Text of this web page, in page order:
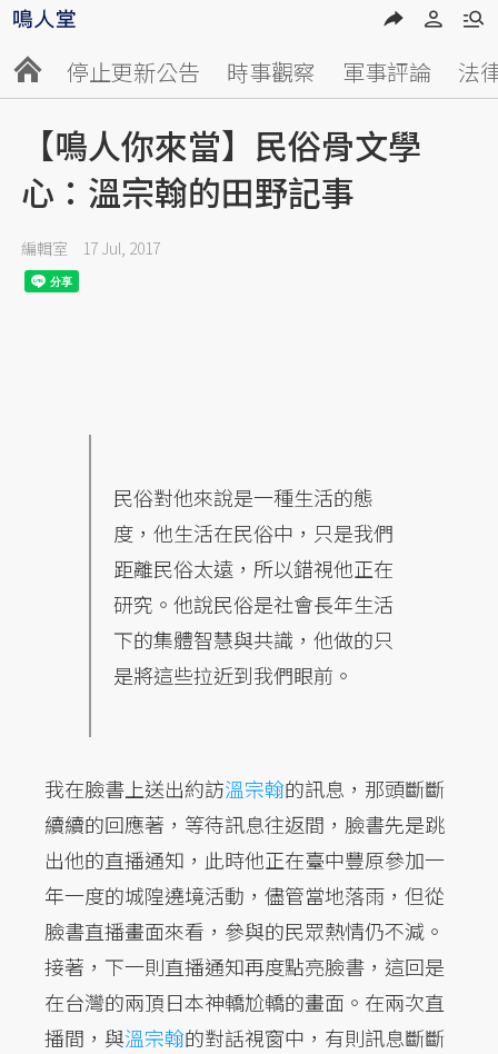
停止更新公告 時事觀察 軍事評論 法
【鳴人你來當】民俗骨文學
心：溫宗翰的田野記事
編輯室 17 Jul, 2017
民俗對他來說是一種生活的態
度，他生活在民俗中，只是我們
距離民俗太遠，所以錯視他正在
研究。他說民俗是社會長年生活
下的集體智慧與共識，他做的只
是將這些拉近到我們眼前。
我在臉書上送出約訪溫宗翰的訊息，那頭斷斷
續續的回應著，等待訊息往返間，臉書先是跳
出他的直播通知，此時他正在臺中豐原參加一
年一度的城隍遶境活動，儘管當地落雨，但從
臉書直播畫面來看，參與的民眾熱情仍不減。
接著，下一則直播通知再度點亮臉書，這回是
在台灣的兩頂日本神轎尬轎的畫面。在兩次直
播間，與溫宗翰的對話視窗中，有則訊息斷斷